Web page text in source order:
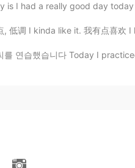
is I had a really good day
调 I kinda like it. 我有点喜欢 I
연습했습니다 Today I practiced